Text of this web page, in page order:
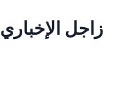
زاجل الإخباري